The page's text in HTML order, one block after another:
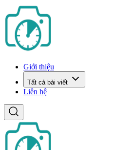
Giới thiệu
Tất cả bài viết
Liên hệ